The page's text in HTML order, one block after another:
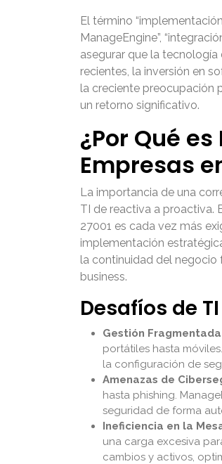
El término
ManageEngine”,
asegurar que la
recientes, la inversión en
la creciente preocupación
un retorno significativo.
¿Por Qué
Empresas
La importancia de una
TI de reactiva a proactiva.
27001 es cada vez más
implementación
la continuidad del negocio
business.
Desafíos de
Gestión
portátiles hasta
la configuración de
Amenazas de
hasta phishing.
seguridad de forma
Ineficiencia en la
una carga excesiva
cambios y activos,